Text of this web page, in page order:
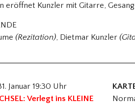
eröffnet Kunzler mit Gitarre, Gesang
(Rezitation), Dietmar Kunzler
Januar 19:30 Uhr
Verlegt ins KLEINE